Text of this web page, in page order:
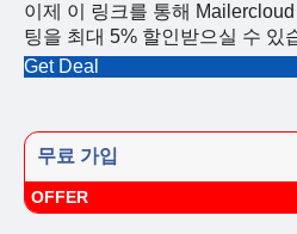
이제 이 링크를 통해
팅을 최대 5% 할인받으실 수 있
Get Deal
무료 가입
OFFER